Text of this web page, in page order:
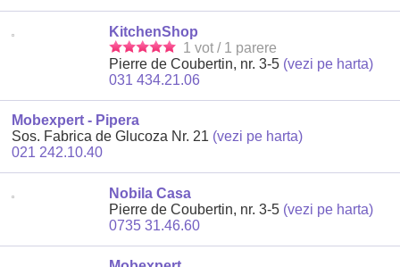
KitchenShop
1 vot / 1 parere
Pierre de Coubertin, nr. 3-5 (vezi pe harta)
031 434.21.06
Mobexpert - Pipera
Sos. Fabrica de Glucoza Nr. 21 (vezi pe harta)
021 242.10.40
Nobila Casa
Pierre de Coubertin, nr. 3-5 (vezi pe harta)
0735 31.46.60